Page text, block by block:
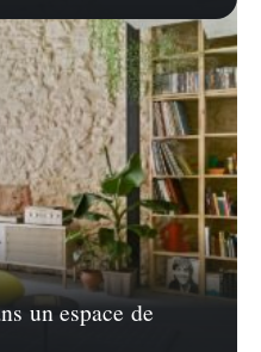
un espace de